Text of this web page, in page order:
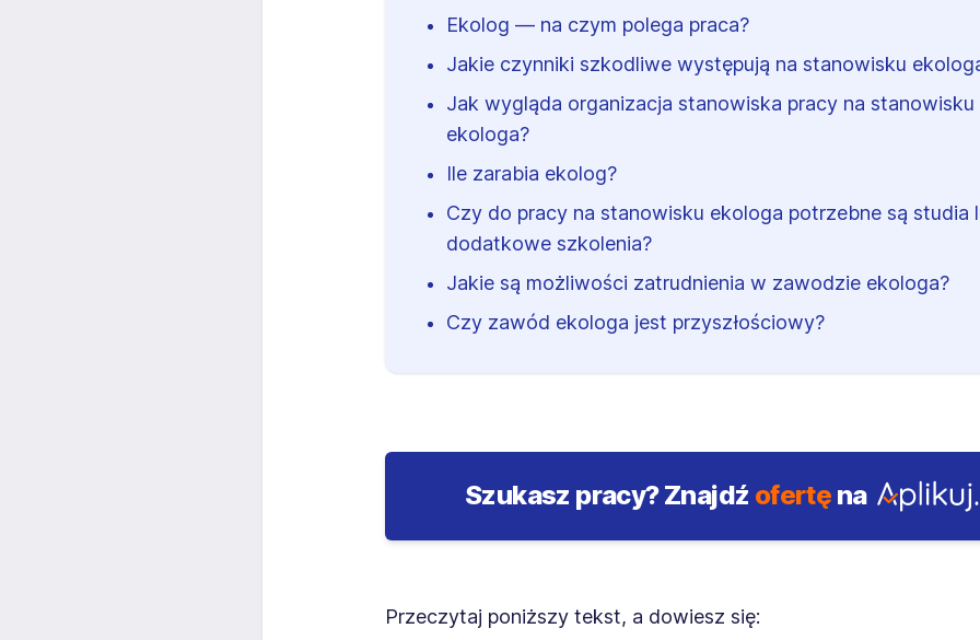
Ekolog — na czym polega praca?
Jakie czynniki szkodliwe występują na stanowisku
Jak wygląda organizacja stanowiska pracy na stanowisku
ekologa?
Ile zarabia ekolog?
Czy do pracy na stanowisku ekologa potrzebne są studia
dodatkowe szkolenia?
Jakie są możliwości zatrudnienia w zawodzie ekologa?
Czy zawód ekologa jest przyszłościowy?
Szukasz pracy?Znajdź ofertę na
Przeczytaj poniższy tekst, a dowiesz się: